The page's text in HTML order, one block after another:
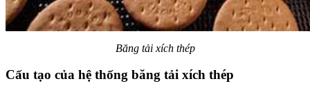
Băng tải xích thép
Cấu tạo của hệ thống băng tải xích thép